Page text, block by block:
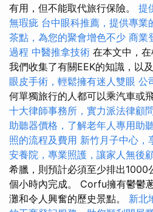
有用，但不能取代旅行保險。 提
無瑕疵 台中眼科推薦，提供專業
茶點，為您的聚會增色不少 商業
過程 中醫推拿技術 在本文中，在
我們收集了有關EEK的知識，以
眼皮手術，輕鬆擁有迷人雙眼 公
何單獨旅行的人都可以乘汽車或
十大律師事務所，實力派法律顧
助聽器價格，了解老年人專用助
照的流程及費用 新竹月子中心，
安養院，專業照護，讓家人無後
希臘，則預計必須至少排出1000
個小時內完成。 Corfu擁有鬱鬱
灘和令人興奮的歷史景點。 新北